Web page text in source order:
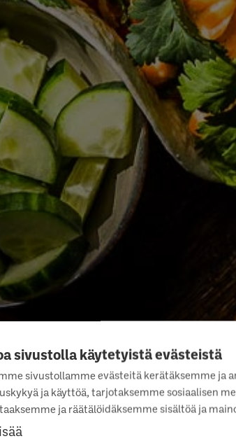
sivustolla käytetyistä evästeistä
sivustollamme evästeitä kerätäksemme ja
ja käyttöä, tarjotaksemme sosiaalisen
ja räätälöidäksemme sisältöä ja